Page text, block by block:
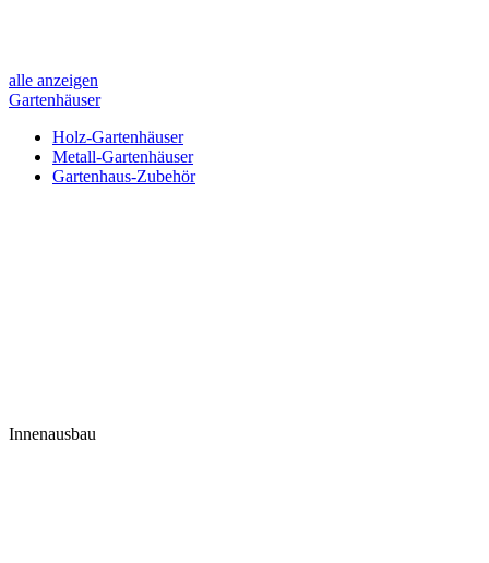
alle anzeigen
Gartenhäuser
Holz-Gartenhäuser
Metall-Gartenhäuser
Gartenhaus-Zubehör
Innenausbau